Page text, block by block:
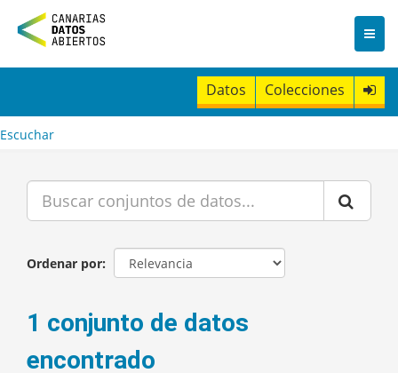
n
t
Datos Colecciones
Escuchar
Ordenar por
1 conjunto de datos
encontrado